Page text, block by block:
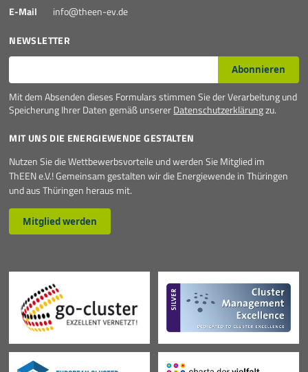
E-Mail
info@theen-ev.de
NEWSLETTER
E-Mail* Abonnieren
Mit dem Absenden dieses Formulars stimmen Sie der Verarbeitung und
Speicherung Ihrer Daten gemäß unsererDatenschutzerklärungzu.
MIT UNS DIE ENERGIEWENDE GESTALTEN
Nutzen Sie die Wettbewerbsvorteile und werden Sie Mitglied im
ThEEN e.V.! Gemeinsam gestalten wir die Energiewende in Thüringen
und aus Thüringen heraus mit.
Mitglied werden